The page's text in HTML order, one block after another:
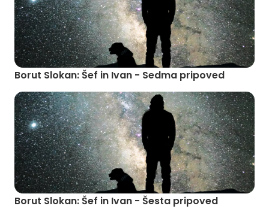
Borut Slokan: Šef in Ivan - Sedma pripoved
Borut Slokan: Šef in Ivan - Šesta pripoved